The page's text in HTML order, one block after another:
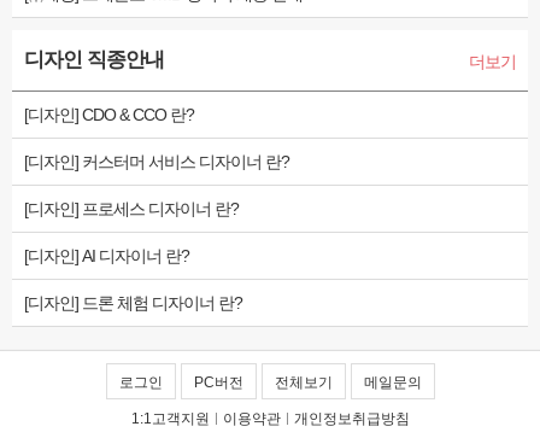
디자인 직종안내 더보기
[디자인] CDO & CCO 란?
[디자인] 커스터머 서비스 디자이너 란?
[디자인] 프로세스 디자이너 란?
[디자인] AI 디자이너 란?
[디자인] 드론 체험 디자이너 란?
로그인 PC버전 전체보기 메일문의
1:1고객지원 | 이용약관 | 개인정보취급방침